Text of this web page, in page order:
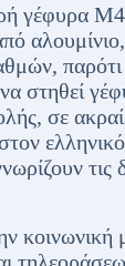
γέφυρα
στηθεί
σε
ελληνικό
τις
κοινωνική